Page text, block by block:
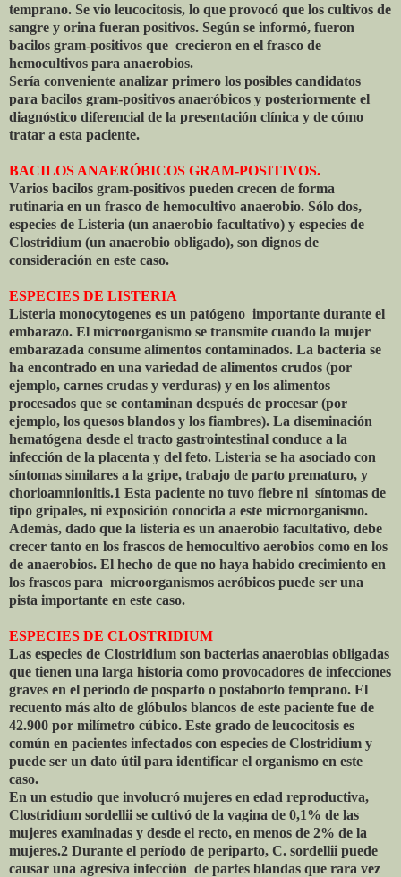
temprano. Se vio leucocitosis, lo que provocó que los cultivos de
sangre y orina fueran positivos. Según se informó, fueron
bacilos gram-positivos que crecieron en el frasco de
hemocultivos para anaerobios.
Sería conveniente analizar primero los posibles candidatos
para bacilos gram-positivos anaeróbicos y posteriormente el
diagnóstico diferencial de la presentación clínica y de cómo
tratar a esta paciente.
BACILOS ANAERÓBICOS GRAM-POSITIVOS.
Varios bacilos gram-positivos pueden crecen de forma
rutinaria en un frasco de hemocultivo anaerobio. Sólo dos,
especies de Listeria (un anaerobio facultativo) y especies de
Clostridium (un anaerobio obligado), son dignos de
consideración en este caso.
ESPECIES DE LISTERIA
Listeria monocytogenes es un patógeno importante durante el
embarazo. El microorganismo se transmite cuando la mujer
embarazada consume alimentos contaminados. La bacteria se
ha encontrado en una variedad de alimentos crudos (por
ejemplo, carnes crudas y verduras) y en los alimentos
procesados que se contaminan después de procesar (por
ejemplo, los quesos blandos y los fiambres). La diseminación
hematógena desde el tracto gastrointestinal conduce a la
infección de la placenta y del feto. Listeria se ha asociado con
síntomas similares a la gripe, trabajo de parto prematuro, y
chorioamnionitis.1 Esta paciente no tuvo fiebre ni síntomas de
tipo gripales, ni exposición conocida a este microorganismo.
Además, dado que la listeria es un anaerobio facultativo, debe
crecer tanto en los frascos de hemocultivo aerobios como en los
de anaerobios. El hecho de que no haya habido crecimiento en
los frascos para microorganismos aeróbicos puede ser una
pista importante en este caso.
ESPECIES DE CLOSTRIDIUM
Las especies de Clostridium son bacterias anaerobias obligadas
que tienen una larga historia como provocadores de infecciones
graves en el período de posparto o postaborto temprano. El
recuento más alto de glóbulos blancos de este paciente fue de
42.900 por milímetro cúbico. Este grado de leucocitosis es
común en pacientes infectados con especies de Clostridium y
puede ser un dato útil para identificar el organismo en este
caso.
En un estudio que involucró mujeres en edad reproductiva,
Clostridium sordellii se cultivó de la vagina de 0,1% de las
mujeres examinadas y desde el recto, en menos de 2% de la
mujeres.2 Durante el período de periparto, C. sordellii puede
causar una agresiva infección de partes blandas que rara vez